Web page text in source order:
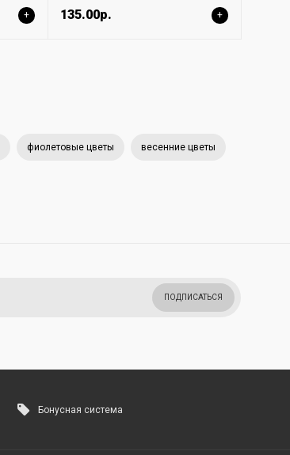
+ 135.00р. +
фиолетовые цветы весенние цветы
ПОДПИСАТЬСЯ
Бонусная система